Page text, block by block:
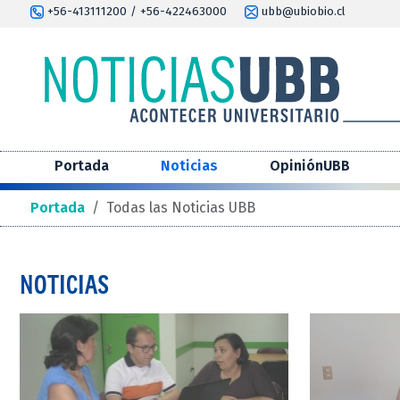
+56-413111200 / +56-422463000 ubb@ubiobio.cl
Portada Noticias OpiniónUBB
Portada / Todas las Noticias UBB
NOTICIAS